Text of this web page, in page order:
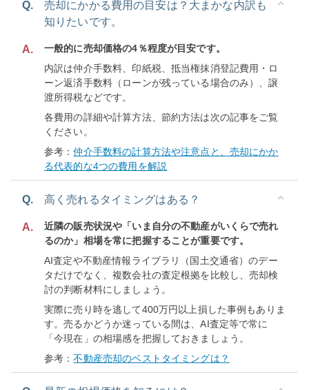
Q.
売却にかかる費用の目安は？大まかな内訳も
知りたいです。
A.
一般的に売却価格の4％程度が目安です。
内訳は仲介手数料、印紙税、抵当権抹消登記費用・ロ
ーン返済手数料（ローンが残っている場合のみ）、譲
渡所得税などです。
各費用の詳細や計算方法、節約方法は次の記事をご覧
ください。
参考：仲介手数料の計算方法や注意点と、売却にかか
る代表的な4つの費用を解説
Q. 高く売れるタイミングはある？
A.
近隣の販売状況や「いま自分の不動産がいくらで売れ
るのか」相場を常に把握することが重要です。
AI査定や不動産情報ライブラリ（国土交通省）のデー
タだけでなく、複数会社の査定根拠を比較し、売却検
討の判断材料にしましょう。
実際に売り時を逃して400万円以上損した事例もありま
す。売るかどうか迷っている間は、AI査定等で常に
「今現在」の相場感を把握しておきましょう。
参考：不動産売却のベストタイミングは？